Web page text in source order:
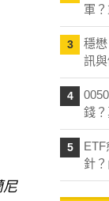
尼
軍
3
穩
訊
4
錢
5
針